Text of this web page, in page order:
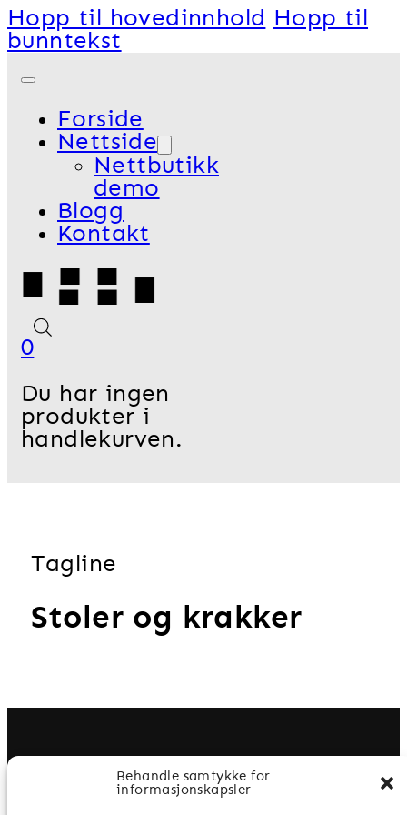
Behandle samtykke for
informasjonskapsler
Hopp til hovedinnhold
Hopp til
bunntekst
Forside
Nettside
Nettbutikk
demo
Blogg
Kontakt
0
Du har ingen
produkter i
handlekurven.
Stoler og krakker
Tagline